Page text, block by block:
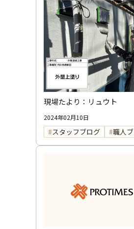
現場たより：リュウト
2024年02月10日
スタッフブログ 職人